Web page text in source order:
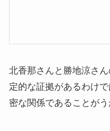
北香那さんと勝地涼さ
定的な証拠があるわけ
密な関係であることがう